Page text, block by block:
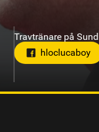
Travtränare på